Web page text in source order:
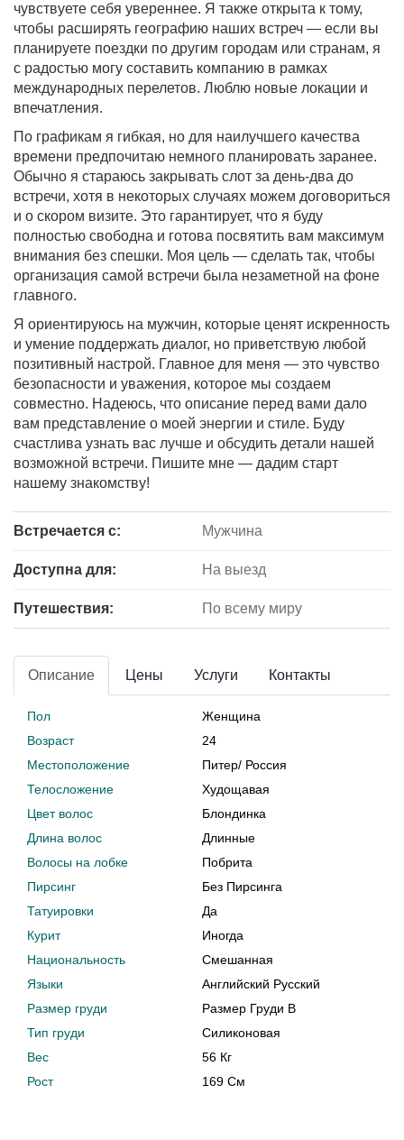
чувствуете себя увереннее. Я также открыта к тому,
чтобы расширять географию наших встреч — если вы
планируете поездки по другим городам или странам, я
с радостью могу составить компанию в рамках
международных перелетов. Люблю новые локации и
впечатления.
По графикам я гибкая, но для наилучшего качества
времени предпочитаю немного планировать заранее.
Обычно я стараюсь закрывать слот за день-два до
встречи, хотя в некоторых случаях можем договориться
и о скором визите. Это гарантирует, что я буду
полностью свободна и готова посвятить вам максимум
внимания без спешки. Моя цель — сделать так, чтобы
организация самой встречи была незаметной на фоне
главного.
Я ориентируюсь на мужчин, которые ценят искренность
и умение поддержать диалог, но приветствую любой
позитивный настрой. Главное для меня — это чувство
безопасности и уважения, которое мы создаем
совместно. Надеюсь, что описание перед вами дало
вам представление о моей энергии и стиле. Буду
счастлива узнать вас лучше и обсудить детали нашей
возможной встречи. Пишите мне — дадим старт
нашему знакомству!
Встречается с: Мужчина
Доступна для: На выезд
Путешествия: По всему миру
Описание Цены Услуги Контакты
Пол
Женщина
Возраст
24
Местоположение
Питер/ Россия
Телосложение
Худощавая
Цвет волос
Блондинка
Длина волос
Длинные
Волосы на лобке
Побрита
Пирсинг
Без Пирсинга
Татуировки
Да
Курит
Иногда
Национальность
Смешанная
Языки
Английский Русский
Размер груди
Размер Груди B
Тип груди
Силиконовая
Вес
56 Кг
Рост
169 См